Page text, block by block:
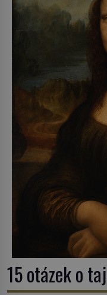
15 otázek o